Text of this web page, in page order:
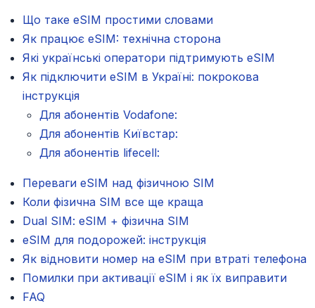
Що таке eSIM простими словами
Як працює eSIM: технічна сторона
Які українські оператори підтримують eSIM
Як підключити eSIM в Україні: покрокова
інструкція
Для абонентів Vodafone:
Для абонентів Київстар:
Для абонентів lifecell:
Переваги eSIM над фізичною SIM
Коли фізична SIM все ще краща
Dual SIM: eSIM + фізична SIM
eSIM для подорожей: інструкція
Як відновити номер на eSIM при втраті телефона
Помилки при активації eSIM і як їх виправити
FAQ